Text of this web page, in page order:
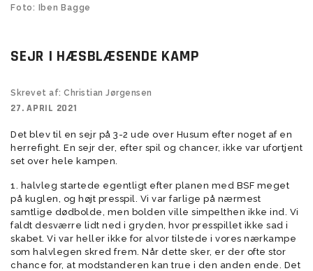
Foto: Iben Bagge
SEJR I HÆSBLÆSENDE KAMP
Skrevet af: Christian Jørgensen
27. APRIL 2021
Det blev til en sejr på 3-2 ude over Husum efter noget af en
herrefight. En sejr der, efter spil og chancer, ikke var ufortjent
set over hele kampen.
1. halvleg startede egentligt efter planen med BSF meget
på kuglen, og højt presspil. Vi var farlige på nærmest
samtlige dødbolde, men bolden ville simpelthen ikke ind. Vi
faldt desværre lidt ned i gryden, hvor presspillet ikke sad i
skabet. Vi var heller ikke for alvor tilstede i vores nærkampe
som halvlegen skred frem. Når dette sker, er der ofte stor
chance for, at modstanderen kan true i den anden ende. Det